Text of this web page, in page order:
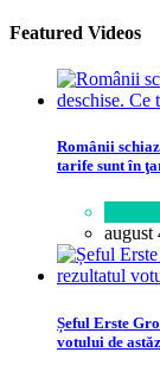
Featured Videos
Românii
tarife sunt în
august
Șeful Erste
votului de